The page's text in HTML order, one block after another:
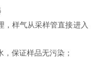
，样气从采样管直接进入
保证样品无污染；